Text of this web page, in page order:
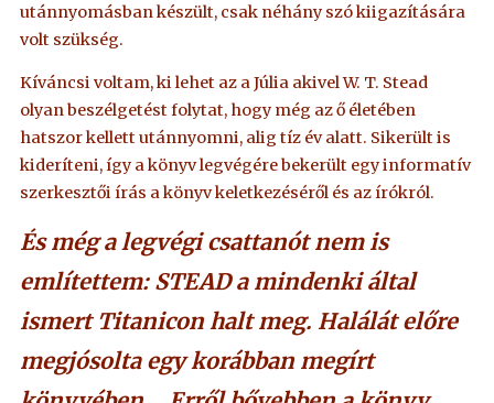
utánnyomásban készült, csak néhány szó kiigazítására
volt szükség.
Kíváncsi voltam, ki lehet az a Júlia akivel W. T. Stead
olyan beszélgetést folytat, hogy még az ő életében
hatszor kellett utánnyomni, alig tíz év alatt. Sikerült is
kideríteni, így a könyv legvégére bekerült egy informatív
szerkesztői írás a könyv keletkezéséről és az írókról.
És még a legvégi csattanót nem is
említettem: STEAD a mindenki által
ismert Titanicon halt meg. Halálát előre
megjósolta egy korábban megírt